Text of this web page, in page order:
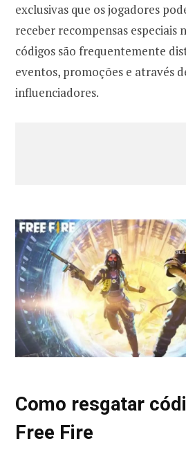
exclusivas que os jogadores
receber recompensas especiais
códigos são frequentemente
eventos, promoções e através
influenciadores.
Como resgatar
Free Fire